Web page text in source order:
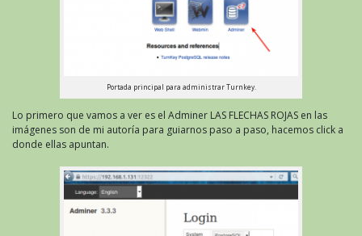
Portada principal para administrar Turnkey.
Lo primero que vamos a ver es el Adminer LAS FLECHAS ROJAS en las
imágenes son de mi autoría para guiarnos paso a paso, hacemos click a
donde ellas apuntan.